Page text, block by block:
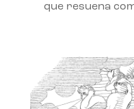
que resuena